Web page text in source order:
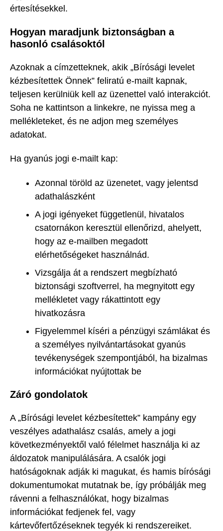
értesítésekkel.
Hogyan maradjunk biztonságban a
hasonló csalásoktól
Azoknak a címzetteknek, akik „Bírósági levelet
kézbesítettek Önnek” feliratú e-mailt kapnak,
teljesen kerülniük kell az üzenettel való interakciót.
Soha ne kattintson a linkekre, ne nyissa meg a
mellékleteket, és ne adjon meg személyes
adatokat.
Ha gyanús jogi e-mailt kap:
Azonnal töröld az üzenetet, vagy jelentsd
adathalászként
A jogi igényeket függetlenül, hivatalos
csatornákon keresztül ellenőrizd, ahelyett,
hogy az e-mailben megadott
elérhetőségeket használnád.
Vizsgálja át a rendszert megbízható
biztonsági szoftverrel, ha megnyitott egy
mellékletet vagy rákattintott egy
hivatkozásra
Figyelemmel kíséri a pénzügyi számlákat és
a személyes nyilvántartásokat gyanús
tevékenységek szempontjából, ha bizalmas
információkat nyújtottak be
Záró gondolatok
A „Bírósági levelet kézbesítettek” kampány egy
veszélyes adathalász csalás, amely a jogi
következményektől való félelmet használja ki az
áldozatok manipulálására. A csalók jogi
hatóságoknak adják ki magukat, és hamis bírósági
dokumentumokat mutatnak be, így próbálják meg
rávenni a felhasználókat, hogy bizalmas
információkat fedjenek fel, vagy
kártevőfertőzéseknek tegyék ki rendszereiket.